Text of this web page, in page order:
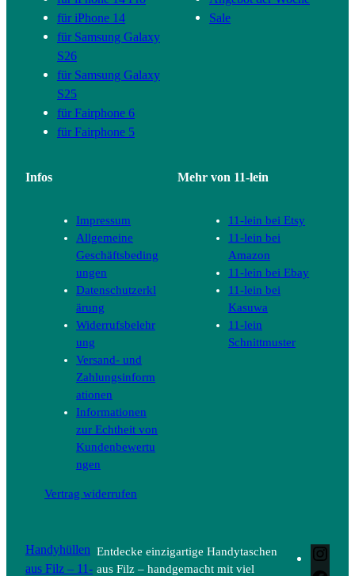
für iPhone 14
für Samsung Galaxy
S26
für Samsung Galaxy
S25
für Fairphone 6
für Fairphone 5
Sale
Infos
Impressum
Allgemeine
Geschäftsbeding
ungen
Datenschutzerkl
ärung
Widerrufsbelehr
ung
Versand- und
Zahlungsinform
ationen
Informationen
zur Echtheit von
Kundenbewertu
ngen
Vertrag widerrufen
Mehr von 11-lein
11-lein bei Etsy
11-lein bei
Amazon
11-lein bei Ebay
11-lein bei
Kasuwa
11-lein
Schnittmuster
Handyhüllen
aus Filz – 11-
Entdecke einzigartige Handytaschen
aus Filz – handgemacht mit viel